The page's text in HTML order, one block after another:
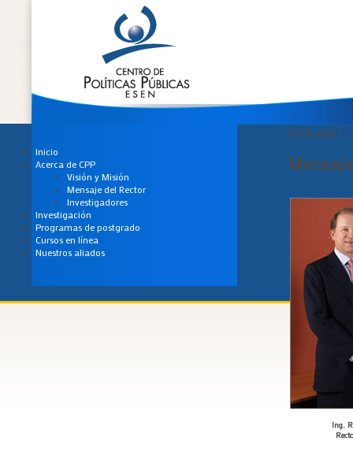
Inicio
Acerca de CPP
Visión y Misión
Mensaje del Rector
Investigadores
Investigación
Programas de postgrado
Cursos en línea
Nuestros aliados
Está aquí:
Ing.